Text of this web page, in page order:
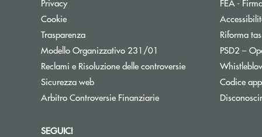
Privacy
Cookie
Trasparenza
Modello Organizzativo 231/01
Reclami e Risoluzione delle controversie
Sicurezza web
Arbitro Controversie FinanziarieApre una nuova finestra
FEA -
Riforma
PSD2 –
Codice
SEGUICI